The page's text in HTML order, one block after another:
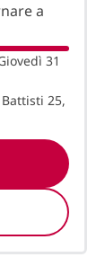
a
31
25,